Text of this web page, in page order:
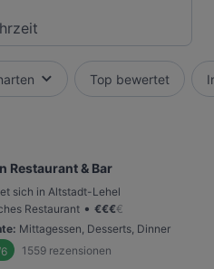
Top bewertet
Restaurant & Bar
sich in Altstadt-Lehel
Restaurant • €€€€
: Mittagessen, Desserts, Dinner
1559 rezensionen